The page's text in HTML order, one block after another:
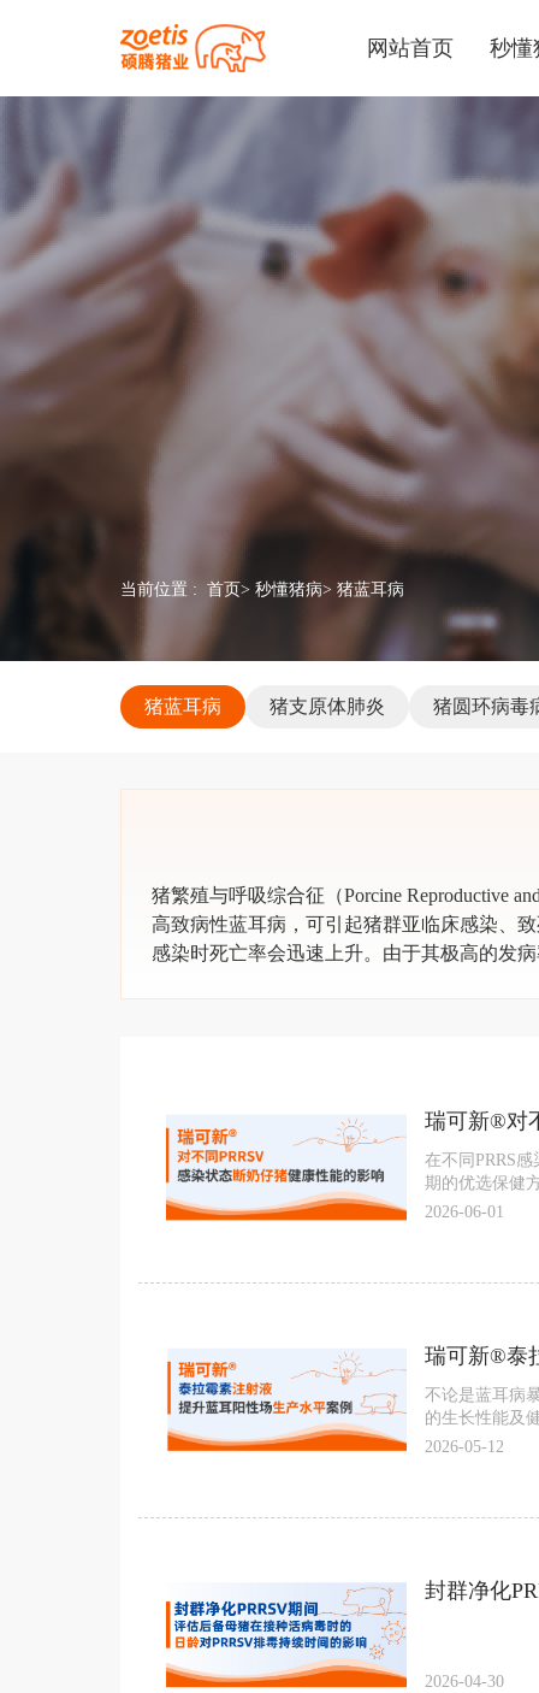
网站首页 秒懂
当前位置 : 首页> 秒懂猪病> 猪蓝耳病
猪蓝耳病 猪支原体肺炎 猪圆环病毒
猪繁殖与呼吸综合征（Porcine Reproductive
高致病性蓝耳病，可引起猪群亚临床感染、
感染时死亡率会迅速上升。由于其极高的发
瑞可新®对
在不同PRRS
期的优选保健
2026-06-01
瑞可新®泰
不论是蓝耳病
的生长性能及
2026-05-12
封群净化
2026-04-30